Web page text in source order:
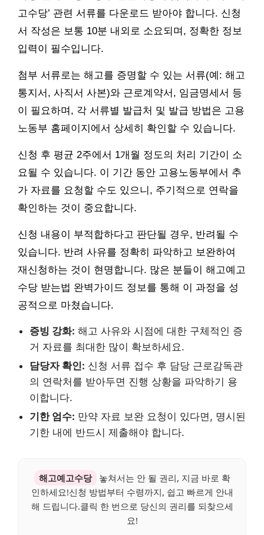
고수당’ 관련 서류를 다운로드 받아야 합니다. 신청
서 작성은 보통 10분 내외로 소요되며, 정확한 정보
입력이 필수입니다.
첨부 서류로는 해고를 증명할 수 있는 서류(예: 해고
통지서, 사직서 사본)와 근로계약서, 임금명세서 등
이 필요하며, 각 서류별 발급처 및 발급 방법은 고용
노동부 홈페이지에서 상세히 확인할 수 있습니다.
신청 후 평균 2주에서 1개월 정도의 처리 기간이 소
요될 수 있습니다. 이 기간 동안 고용노동부에서 추
가 자료를 요청할 수도 있으니, 주기적으로 연락을
확인하는 것이 중요합니다.
신청 내용이 부적합하다고 판단될 경우, 반려될 수
있습니다. 반려 사유를 정확히 파악하고 보완하여
재신청하는 것이 현명합니다. 많은 분들이 해고예고
수당 받는법 완벽가이드 정보를 통해 이 과정을 성
공적으로 마쳤습니다.
증빙 강화: 해고 사유와 시점에 대한 구체적인 증
거 자료를 최대한 많이 확보하세요.
담당자 확인: 신청 서류 접수 후 담당 근로감독관
의 연락처를 받아두면 진행 상황을 파악하기 용
이합니다.
기한 엄수: 만약 자료 보완 요청이 있다면, 명시된
기한 내에 반드시 제출해야 합니다.
해고예고수당
놓쳐서는 안 될 권리, 지금 바로 확
인하세요!신청 방법부터 수령까지, 쉽고 빠르게 안내
해 드립니다.클릭 한 번으로 당신의 권리를 되찾으세
요!